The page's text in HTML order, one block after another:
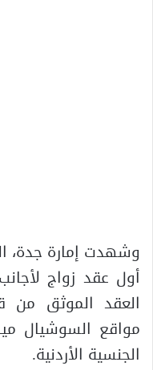
أول عقد زواج
العقد الموثق
مواقع السوشيال
الجنسية الأردنية.